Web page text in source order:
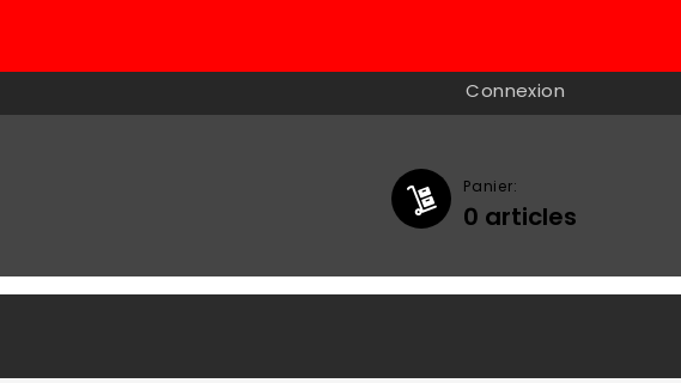
Connexion
Panier:
0 articles